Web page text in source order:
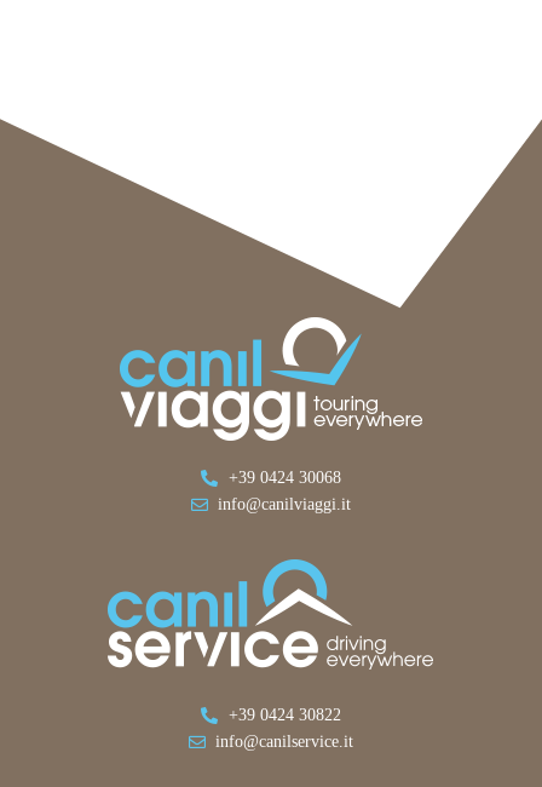
+39 0424 30068
info@canilviaggi.it
+39 0424 30822
info@canilservice.it